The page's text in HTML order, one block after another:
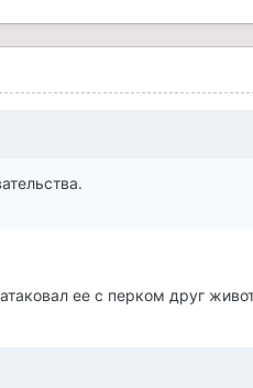
ее с перком друг